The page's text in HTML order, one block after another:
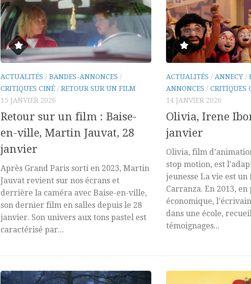
ACTUALITÉS / BANDES-ANNONCES /
CRITIQUES CINÉ / RETOUR SUR UN FILM
15 JANVIER 2026
Retour sur un film : Baise-
en-ville, Martin Jauvat, 28
janvier
Après Grand Paris sorti en 2023, Martin
Jauvat revient sur nos écrans et
derrière la caméra avec Baise-en-ville,
son dernier film en salles depuis le 28
janvier. Son univers aux tons pastel est
caractérisé par...
ACTUALITÉS / ANNECY /
ANNONCES / CRITIQUES
14 JANVIER 2026
Olivia, Irene
janvier
Olivia, film
stop motion, est
jeunesse La vie est
Carranza. En 2013,
économique,
dans une école,
témoignages...